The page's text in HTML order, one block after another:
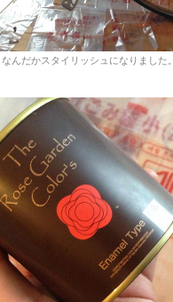
んだかスタイリッシュになりました。